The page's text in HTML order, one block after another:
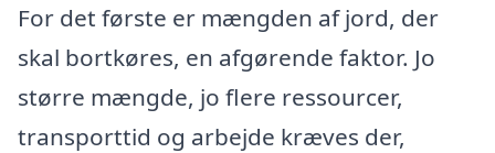
For det første er mængden af jord, der
skal bortkøres, en afgørende faktor. Jo
større mængde, jo flere ressourcer,
transporttid og arbejde kræves der,